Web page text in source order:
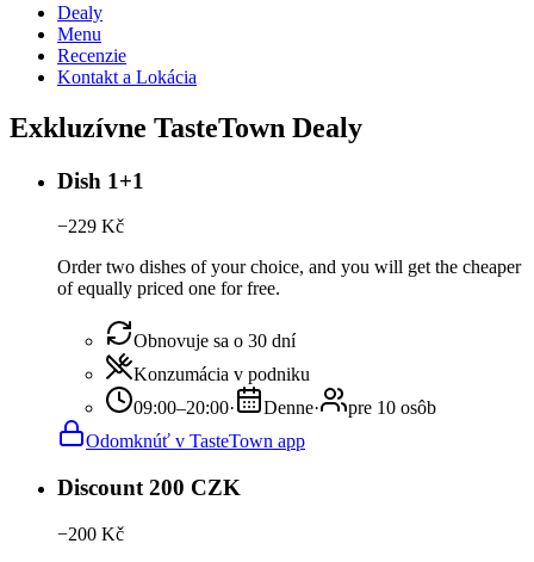
Dealy
Menu
Recenzie
Kontakt a Lokácia
Exkluzívne TasteTown Dealy
Dish 1+1
−229 Kč
Order two dishes of your choice, and you will get the cheaper
of equally priced one for free.
Obnovuje sa o 30 dní
Konzumácia v podniku
09:00–20:00· Denne·
pre 10 osôb
Odomknúť v TasteTown app
Discount 200 CZK
−200 Kč